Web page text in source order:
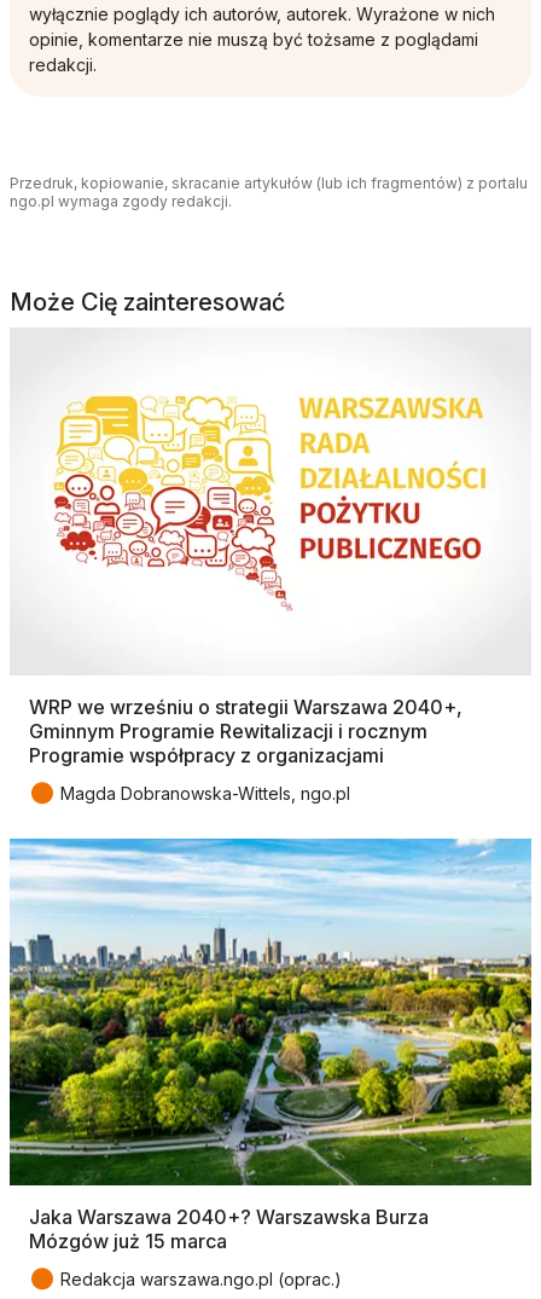
wyłącznie poglądy ich autorów, autorek. Wyrażone w nich
opinie, komentarze nie muszą być tożsame z poglądami
redakcji.
Przedruk, kopiowanie, skracanie artykułów (lub ich fragmentów) z portalu
ngo.pl wymaga zgody redakcji.
Może Cię zainteresować
WRP we wrześniu o strategii Warszawa 2040+,
Gminnym Programie Rewitalizacji i rocznym
Programie współpracy z organizacjami
● Magda Dobranowska-Wittels, ngo.pl
Jaka Warszawa 2040+? Warszawska Burza
Mózgów już 15 marca
● Redakcja warszawa.ngo.pl (oprac.)